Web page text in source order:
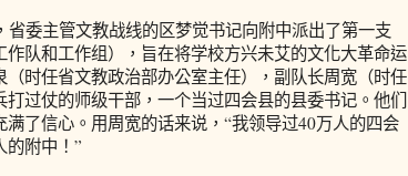
委主管文教战线的区梦觉书记向附中派出了第一支
队和工作组），旨在将学校方兴未艾的文化大革命运
时任省文教政治部办公室主任），副队长周宽（时任
过仗的师级干部，一个当过四会县的县委书记。他们
了信心。用周宽的话来说，“我领导过40万人的四会
的附中！”